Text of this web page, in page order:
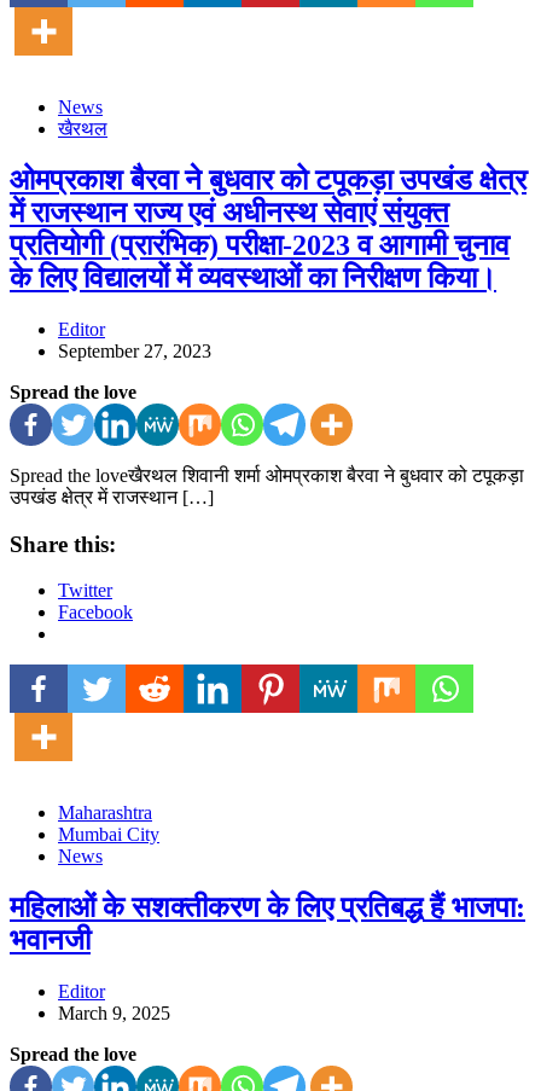
News
खैरथल
ओमप्रकाश बैरवा ने बुधवार को टपूकड़ा उपखंड क्षेत्र
में राजस्थान राज्य एवं अधीनस्थ सेवाएं संयुक्त
प्रतियोगी (प्रारंभिक) परीक्षा-2023 व आगामी चुनाव
के लिए विद्यालयों में व्यवस्थाओं का निरीक्षण किया।
Editor
September 27, 2023
Spread the love
Spread the loveखैरथल शिवानी शर्मा ओमप्रकाश बैरवा ने बुधवार को टपूकड़ा
उपखंड क्षेत्र में राजस्थान […]
Share this:
Twitter
Facebook
Maharashtra
Mumbai City
News
महिलाओं के सशक्तीकरण के लिए प्रतिबद्ध हैं भाजपा:
भवानजी
Editor
March 9, 2025
Spread the love